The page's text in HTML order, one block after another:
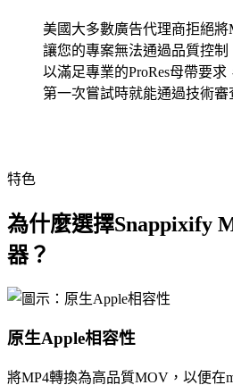
美國大多數廣告代理商拒絕
讓您的專案無法通過品質控
以滿足專業的ProRes母帶要
第一次嘗試時就能通過技術審
特色
為什麼選擇Snappixify
器？
原生Apple相容性
將MP4轉換為高品質MOV，以便在